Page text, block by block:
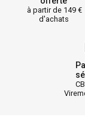
à partir de 149
d'achats